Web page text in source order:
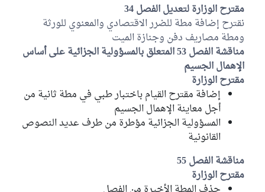
مقترح الوزارة لتعديل الفصل 34
نقترح إضافة مطة للضرر الاقتصادي والمعنوي للورثة
ومطة مصاريف دفن وجنازة الميت
مناقشة الفصل 53 المتعلق بالمسؤولية الجزائية على أساس
الإهمال الجسيم
مقترح الوزارة
إضافة مقترح القيام باختبار طبي في مطة ثانية من
أجل معاينة الإهمال الجسيم
المسؤولية الجزائية مؤطرة من طرف عديد النصوص
القانونية
مناقشة الفصل 55
مقترح الوزارة